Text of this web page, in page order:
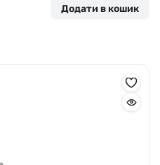
Додати в кошик